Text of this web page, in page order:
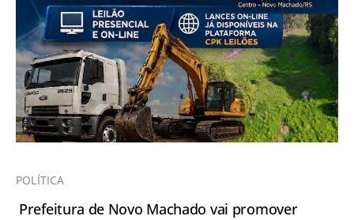
POLÍTICA
Prefeitura de Novo Machado vai promover